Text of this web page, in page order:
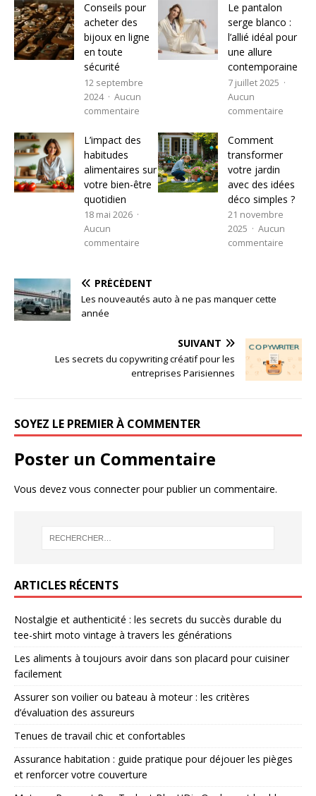
Conseils pour
acheter des
bijoux en ligne
en toute
sécurité
12 septembre
2024
Aucun
commentaire
Le pantalon
serge blanco :
l’allié idéal pour
une allure
contemporaine
7 juillet 2025
Aucun
commentaire
L’impact des
habitudes
alimentaires sur
votre bien-être
quotidien
18 mai 2026
Aucun
commentaire
Comment
transformer
votre jardin
avec des idées
déco simples ?
21 novembre
2025
Aucun
commentaire
PRÉCÉDENT
Les nouveautés auto à ne pas manquer cette
année
SUIVANT
Les secrets du copywriting créatif pour les
entreprises Parisiennes
SOYEZ LE PREMIER À COMMENTER
Poster un Commentaire
Vous devez vous connecterpour publier un commentaire.
ARTICLES RÉCENTS
Nostalgie et authenticité : les secrets du succès durable du
tee-shirt moto vintage à travers les générations
Les aliments à toujours avoir dans son placard pour cuisiner
facilement
Assurer son voilier ou bateau à moteur : les critères
d’évaluation des assureurs
Tenues de travail chic et confortables
Assurance habitation : guide pratique pour déjouer les pièges
et renforcer votre couverture